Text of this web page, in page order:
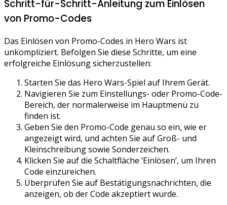
Schritt-für-Schritt-Anleitung zum Einlösen
von Promo-Codes
Das Einlösen von Promo-Codes in Hero Wars ist
unkompliziert. Befolgen Sie diese Schritte, um eine
erfolgreiche Einlösung sicherzustellen:
Starten Sie das Hero Wars-Spiel auf Ihrem Gerät.
Navigieren Sie zum Einstellungs- oder Promo-Code-
Bereich, der normalerweise im Hauptmenü zu
finden ist.
Geben Sie den Promo-Code genau so ein, wie er
angezeigt wird, und achten Sie auf Groß- und
Kleinschreibung sowie Sonderzeichen.
Klicken Sie auf die Schaltfläche ‘Einlösen’, um Ihren
Code einzureichen.
Überprüfen Sie auf Bestätigungsnachrichten, die
anzeigen, ob der Code akzeptiert wurde.